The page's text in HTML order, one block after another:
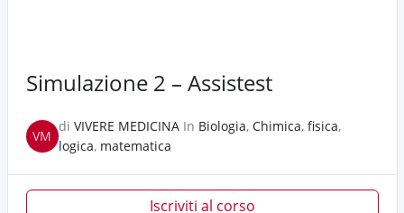
Simulazione 2 – Assistest
VM
di VIVERE MEDICINAIn Biologia, Chimica, fisica,
logica, matematica
Iscriviti al corso